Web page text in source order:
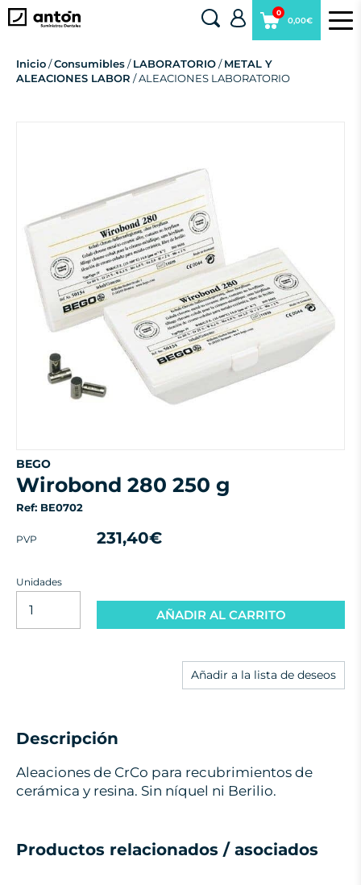
0,00€
0
Inicio/Consumibles/LABORATORIO/METAL Y
ALEACIONES LABOR / ALEACIONES LABORATORIO
BEGO
wirobond 280 250 g
Ref: BE0702
PVP 231,40€
Unidades
AÑADIR AL CARRITO
Añadir a la lista de deseos
Descripción
Aleaciones de CrCo para recubrimientos de
cerámica y resina. Sin níquel ni Berilio.
Productos relacionados / asociados